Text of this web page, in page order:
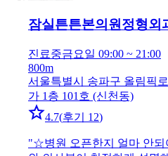
잠실튼튼본의원정형외
진료중금요일 09:00 ~ 21:00
800m
서울특별시 송파구 올림픽
가 1층 101호 (신천동)
4.7(후기 12)
"☆병원 오픈한지 얼마 안되